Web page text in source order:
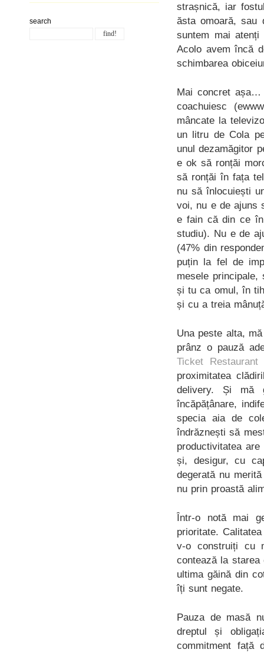
search
strașnică, iar
ăsta omoară, sau
suntem mai
Acolo avem încă
schimbarea
Mai concret
coachuiesc
mâncate la
un litru de Cola
unul dezamăgitor
e ok să ronțăi
să ronțăi în fața
nu să înlocuiești
voi, nu e de ajuns
e fain că din ce
studiu). Nu e de
(47% din
puțin la fel de
mesele
și tu ca omul, în
și cu a treia
Una peste alta,
prânz o pauză
Ticket Restaurant
proximitatea
delivery. Și mă
încăpățânare,
specia aia de
îndrăznești să
productivitatea
și, desigur, cu
degerată nu
nu prin proastă
Într-o notă mai
prioritate.
v-o construiți cu
contează la
ultima găină din
îți sunt negate.
Pauza de masă
dreptul și
commitment față